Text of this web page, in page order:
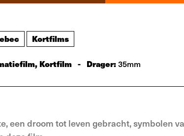
Kortfilms
Kortfilm - Drager:35mm
een droom tot leven gebracht, symbolen